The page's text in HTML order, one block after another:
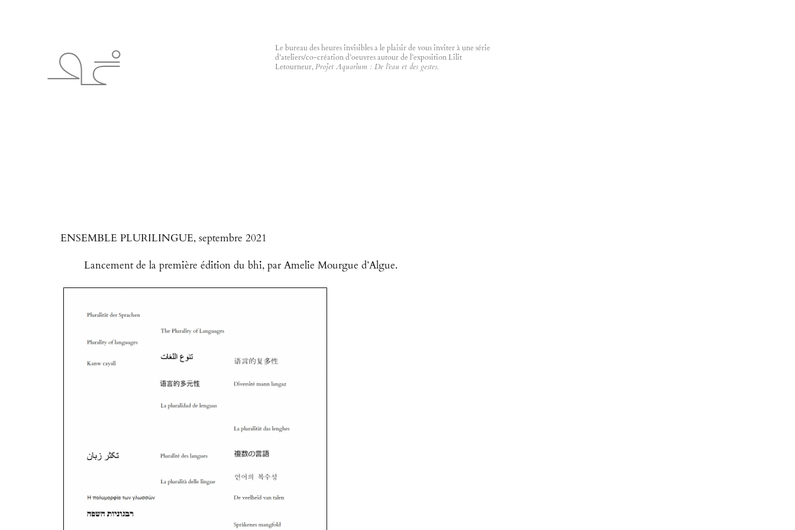
*BHI* Projet Aquarium : De l’eau et des gestes.
ENSEMBLE PLURILINGUE, septembre 2021
Lancement de la première édition du bhi, par Amelie Mourgue d’Algue.